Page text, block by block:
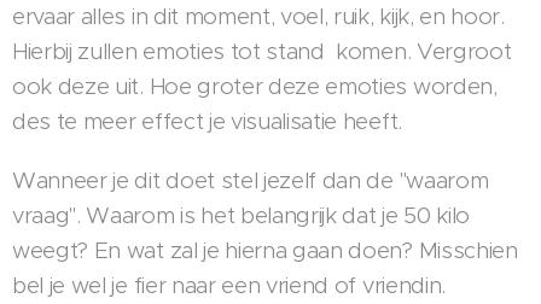
ervaar alles in dit moment, voel, ruik, kijk, en hoor.
Hierbij zullen emoties tot stand komen. Vergroot
ook deze uit. Hoe groter deze emoties worden,
des te meer effect je visualisatie heeft.
Wanneer je dit doet stel jezelf dan de "waarom
vraag". Waarom is het belangrijk dat je 50 kilo
weegt? En wat zal je hierna gaan doen? Misschien
bel je wel je fier naar een vriend of vriendin.